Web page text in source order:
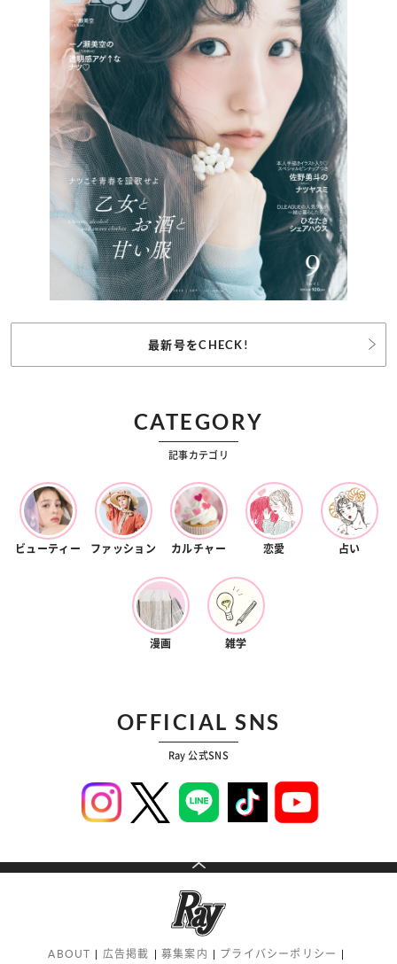
最新号をCHECK!
CATEGORY
記事カテゴリ
ビューティー ファッション カルチャー 恋愛 占い
漫画 雑学
OFFICIAL SNS
Ray 公式SNS
ABOUT 広告掲載 募集案内 プライバシーポリシー